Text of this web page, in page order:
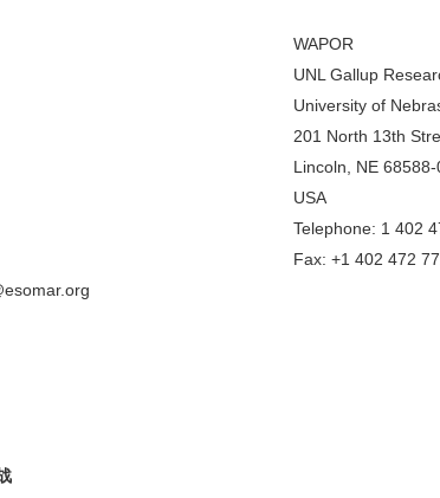
WAPOR
UNL Gallup
University of
201 North 13th
Lincoln, NE 68588-
USA
Telephone: 1 402
Fax: +1 402 472